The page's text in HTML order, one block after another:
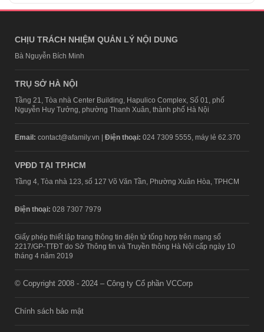
CHỊU TRÁCH NHIỆM QUẢN LÝ NỘI DUNG
Bà Nguyễn Bích Minh
TRỤ SỞ HÀ NỘI
Tầng 21, Tòa nhà Center Building, Hapulico Complex, Số 01, phố
Nguyễn Huy Tưởng, phường Thanh Xuân, thành phố Hà Nội
Email: contact@afamily.vn | Điện thoại: 024 7309 5555, máy lẻ 62.370
VPĐD TẠI TP.HCM
Tầng 4, Tòa nhà 123, số 127 Võ Văn Tần, Phường Xuân Hòa, TPHCM
Điện thoại: 028 7307 7979
Giấy phép thiết lập trang thông tin điện tử tổng hợp trên mạng số
2217/GP-TTĐT do Sở Thông tin và Truyền thông Hà Nội cấp ngày 10
tháng 4 năm 2019
© Copyright 2008 - 2024 – Công ty Cổ phần VCCorp
Chính sách bảo mật